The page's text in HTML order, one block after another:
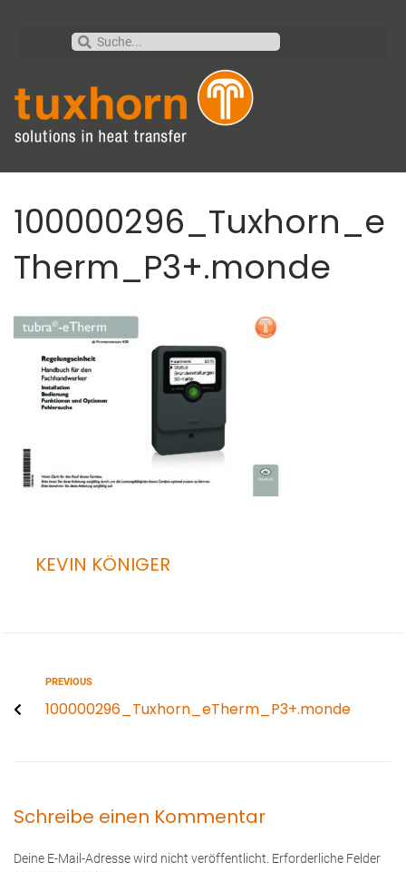
100000296_Tuxhorn_e
Therm_P3+.monde
KEVIN KÖNIGER
PREVIOUS
100000296_Tuxhorn_eTherm_P3+.monde
Schreibe einen Kommentar
Deine E-Mail-Adresse wird nicht veröffentlicht. Erforderliche Felder